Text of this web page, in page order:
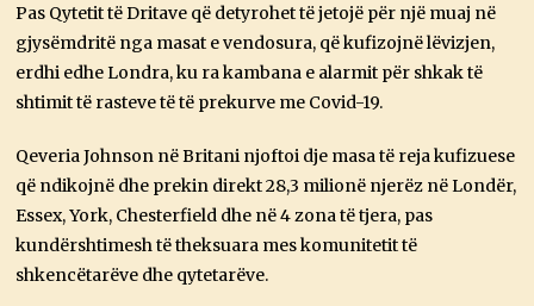
Pas Qytetit të Dritave që detyrohet të jetojë për një muaj në
gjysëmdritë nga masat e vendosura, që kufizojnë lëvizjen,
erdhi edhe Londra, ku ra kambana e alarmit për shkak të
shtimit të rasteve të të prekurve me Covid-19.
Qeveria Johnson në Britani njoftoi dje masa të reja kufizuese
që ndikojnë dhe prekin direkt 28,3 milionë njerëz në Londër,
Essex, York, Chesterfield dhe në 4 zona të tjera, pas
kundërshtimesh të theksuara mes komunitetit të
shkencëtarëve dhe qytetarëve.